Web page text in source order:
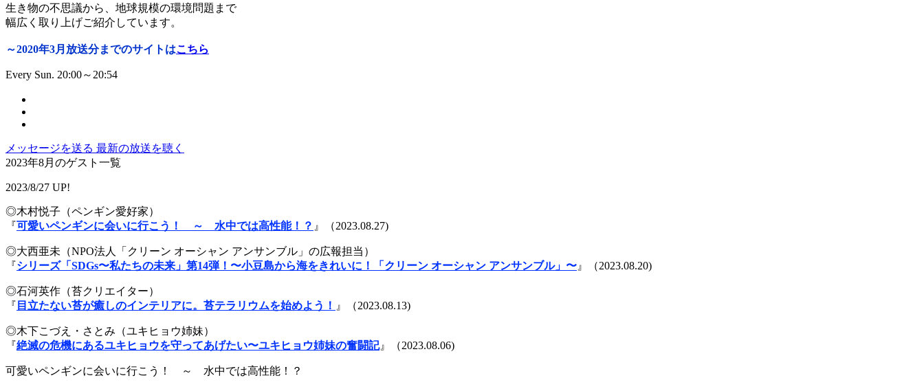
生き物の不思議から、地球規模の環境問題まで
幅広く取り上げご紹介しています。
～2020年3月放送分までのサイトはこちら
Every Sun. 20:00～20:54
メッセージを送る 最新の放送を聴く
2023年8月のゲスト一覧
2023/8/27 UP!
◎木村悦子（ペンギン愛好家）
『可愛いペンギンに会いに行こう！ ～ 水中では高性能！？ 』（2023.08.27)
◎大西亜未（NPO法人「クリーン オーシャン アンサンブル」の広報担当）
『シリーズ「SDGs〜私たちの未来」第14弾！〜小豆島から海をきれいに！「クリーン オーシャン アンサンブル」〜 』（2023.08.20)
◎石河英作（苔クリエイター）
『 目立たない苔が癒しのインテリアに。苔テラリウムを始めよう！ 』（2023.08.13)
◎木下こづえ・さとみ（ユキヒョウ姉妹）
『絶滅の危機にあるユキヒョウを守ってあげたい〜ユキヒョウ姉妹の奮闘記』（2023.08.06)
可愛いペンギンに会いに行こう！ ～ 水中では高性能！？